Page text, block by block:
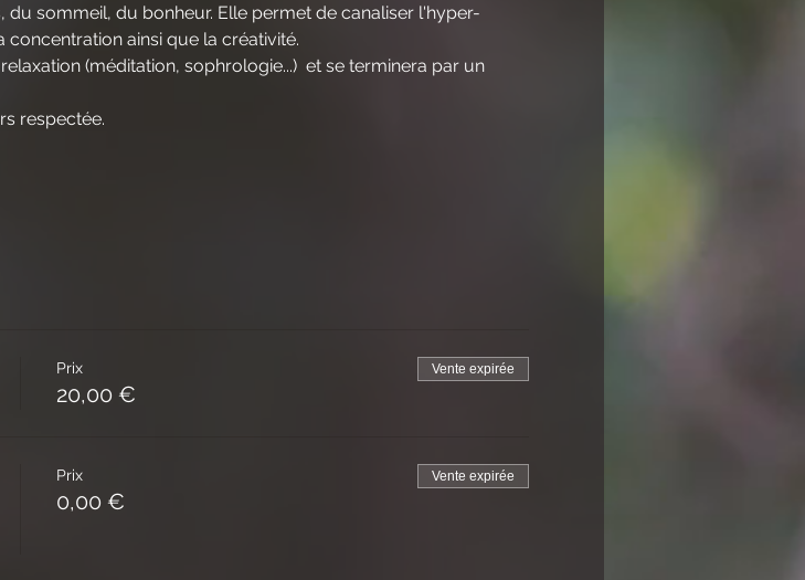
sommeil, du bonheur. Elle permet de canaliser l'hyper-
ainsi que la créativité.
(méditation, sophrologie...)  et se terminera par un
respectée.
Prix
20,00 €
Vente expirée
Prix
0,00 €
Vente expirée